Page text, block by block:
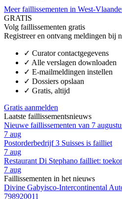
Meer faillissementen in West-
GRATIS
Volg faillissementen gratis
Registreer en ontvang meldingen bij
✓ Curator contactgegevens
✓ Alle verslagen downloaden
✓ E-mailmeldingen instellen
✓ Dossiers opslaan
✓ Gratis, altijd
Gratis aanmelden
Laatste faillissementsnieuws
Nieuwe faillissementen van 7
7 aug
Postorderbedrijf 3 Suisses is failliet
7 aug
Restaurant Di Stephano failliet:
7 aug
Faillissementen in het nieuws
Divine Gabyisco-Intercontinental
798920011